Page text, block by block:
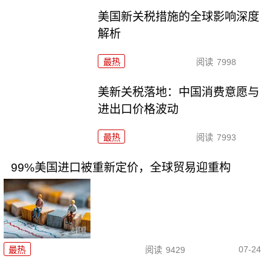
美国新关税措施的全球影响深度
解析
最热 阅读 7998
美新关税落地：中国消费意愿与
进出口价格波动
最热 阅读 7993
99%美国进口被重新定价，全球贸易迎重构
最热 阅读 9429 07-24